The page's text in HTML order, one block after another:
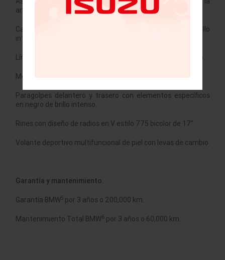
anchura del respaldo.
Carcasas de los espejos retrovisores en color negro de brillo
intenso.
Línea en el marco de las ventanas en negro de brillo interno.
Molduras de entrada con inscripción “BMW”
Paragolpes delantero y trasero con elementos específicos
en negro de brillo intenso.
Rines con diseño de radios en V estilo 775 bicolor de 17”.
Volante deportivo multifuncional de piel con levas de cambio.
Garantía y mantenimiento.
Garantía BMW5por 3 años o 200,000 km.
Mantenimiento Total BMW6por 3 años o 60,000 km.